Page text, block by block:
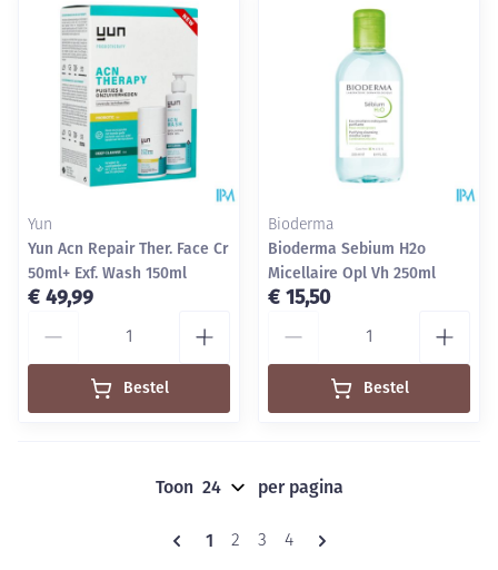
Yun
Yun Acn Repair Ther. Face Cr
50ml+ Exf. Wash 150ml
€ 49,99
Bestel
Bioderma
Bioderma Sebium H2o
Micellaire Opl Vh 250ml
€ 15,50
Bestel
Pagina's
U lees momenteel pagina
1 Pagina
2 Pagina
3 Pagina
4
Toon per pagina